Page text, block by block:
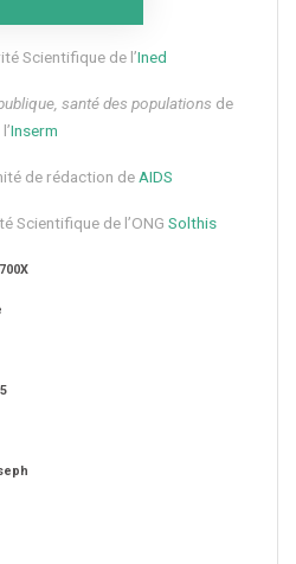
Scientifique de l’Ined
santé des populations de
l’Inserm
de rédaction de AIDS
Scientifique de l’ONG Solthis